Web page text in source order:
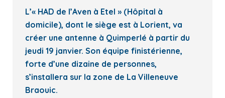
L’« HAD de l’Aven à Etel » (Hôpital à
domicile), dont le siège est à Lorient, va
créer une antenne à Quimperlé à partir du
jeudi 19 janvier. Son équipe finistérienne,
forte d’une dizaine de personnes,
s’installera sur la zone de La Villeneuve
Braouic.